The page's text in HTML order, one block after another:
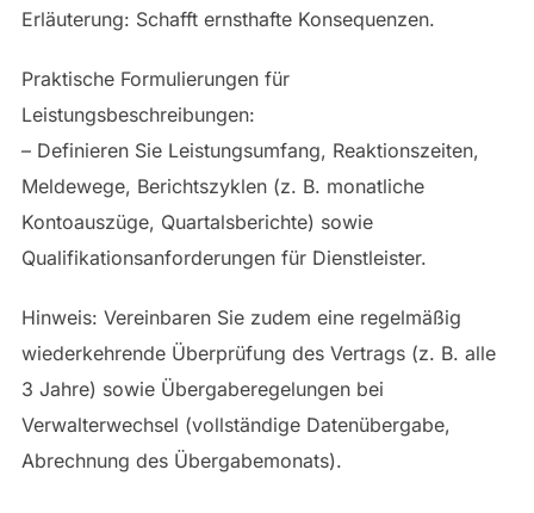
Erläuterung: Schafft ernsthafte Konsequenzen.
Praktische Formulierungen für
Leistungsbeschreibungen:
– Definieren Sie Leistungsumfang, Reaktionszeiten,
Meldewege, Berichtszyklen (z. B. monatliche
Kontoauszüge, Quartalsberichte) sowie
Qualifikationsanforderungen für Dienstleister.
Hinweis: Vereinbaren Sie zudem eine regelmäßig
wiederkehrende Überprüfung des Vertrags (z. B. alle
3 Jahre) sowie Übergaberegelungen bei
Verwalterwechsel (vollständige Datenübergabe,
Abrechnung des Übergabemonats).